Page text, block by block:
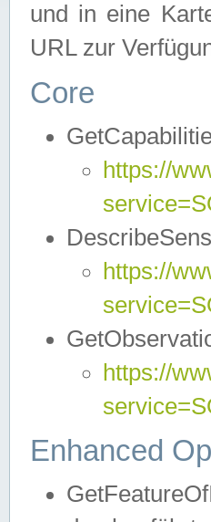
und in eine
URL zur
Core
https://
https://
https://
Enhanced